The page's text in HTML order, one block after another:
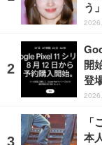
う」
開
登
「
本